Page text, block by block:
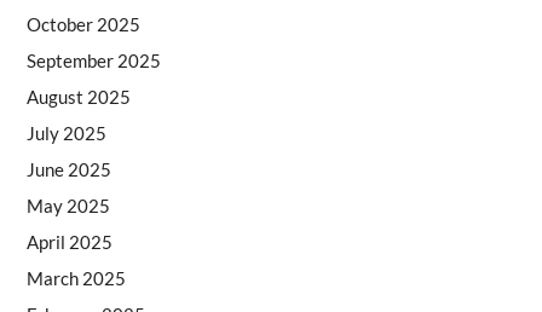
October 2025
September 2025
August 2025
July 2025
June 2025
May 2025
April 2025
March 2025